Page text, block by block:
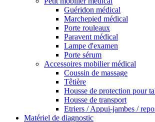
Guéridon médical
Marchepied médical
Porte rouleaux
Paravent médical
Lampe d'examen
Porte sérum
Accessoires mobilier médical
Coussin de massage
Têtière
Housse de protection pour
Housse de transport
Etriers / Appui-jambes /
Matériel de diagnostic